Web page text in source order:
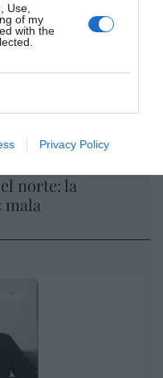
Use,
of my
with the
Privacy Policy
del miércoles en
récord
Señora de África:
norte: la
mala